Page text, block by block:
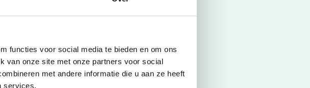
functies voor social media te bieden en om ons
van onze site met onze partners voor social
met andere informatie die u aan ze heeft
services.